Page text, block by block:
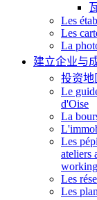
Les
Les
La
建立企业与
投资地
Le
d'Oise
La
Les
ateliers
working
Les
Les